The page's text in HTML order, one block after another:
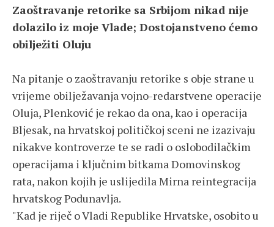
Zaoštravanje retorike sa Srbijom nikad nije
dolazilo iz moje Vlade; Dostojanstveno ćemo
obilježiti Oluju
Na pitanje o zaoštravanju retorike s obje strane u
vrijeme obilježavanja vojno-redarstvene operacije
Oluja, Plenković je rekao da ona, kao i operacija
Bljesak, na hrvatskoj političkoj sceni ne izazivaju
nikakve kontroverze te se radi o oslobodilačkim
operacijama i ključnim bitkama Domovinskog
rata, nakon kojih je uslijedila Mirna reintegracija
hrvatskog Podunavlja.
"Kad je riječ o Vladi Republike Hrvatske, osobito u